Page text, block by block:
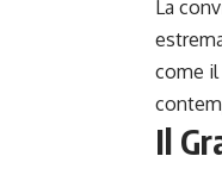
La
come il
Il